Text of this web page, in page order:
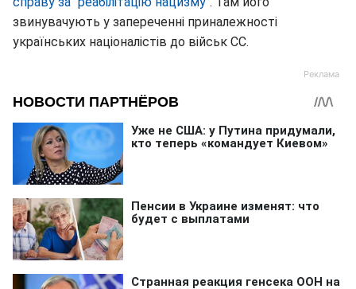
звинувачують у запереченні приналежності
українських націоналістів до військ СС.